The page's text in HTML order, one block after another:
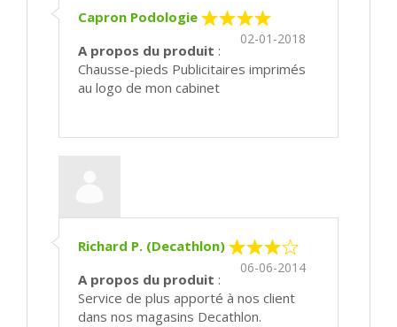
Capron Podologie
02-01-2018
A propos du produit :
Chausse-pieds Publicitaires imprimés
au logo de mon cabinet
Richard P. (Decathlon)
06-06-2014
A propos du produit :
Service de plus apporté à nos client
dans nos magasins Decathlon.